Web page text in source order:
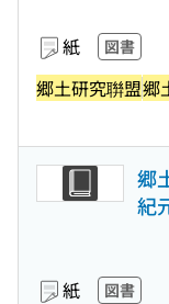
紙 図書
郷土研究聨盟郷
郷
紀
紙 図書